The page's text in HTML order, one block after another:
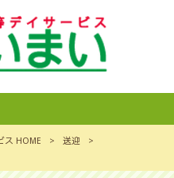
ス HOME > 送迎
>